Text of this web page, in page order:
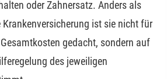
oder Zahnersatz. Anders als
ist sie nicht für
gedacht, sondern auf
des jeweiligen